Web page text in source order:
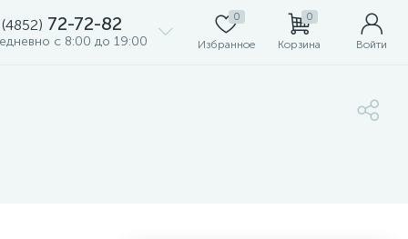
72-72-82
с 8:00 до 19:00
0
Избранное
0
Корзина Войти